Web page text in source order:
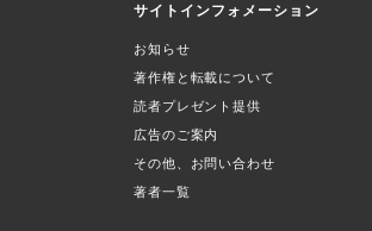
サイトインフォメーション
お知らせ
著作権と転載について
読者プレゼント提供
広告のご案内
その他、お問い合わせ
著者一覧